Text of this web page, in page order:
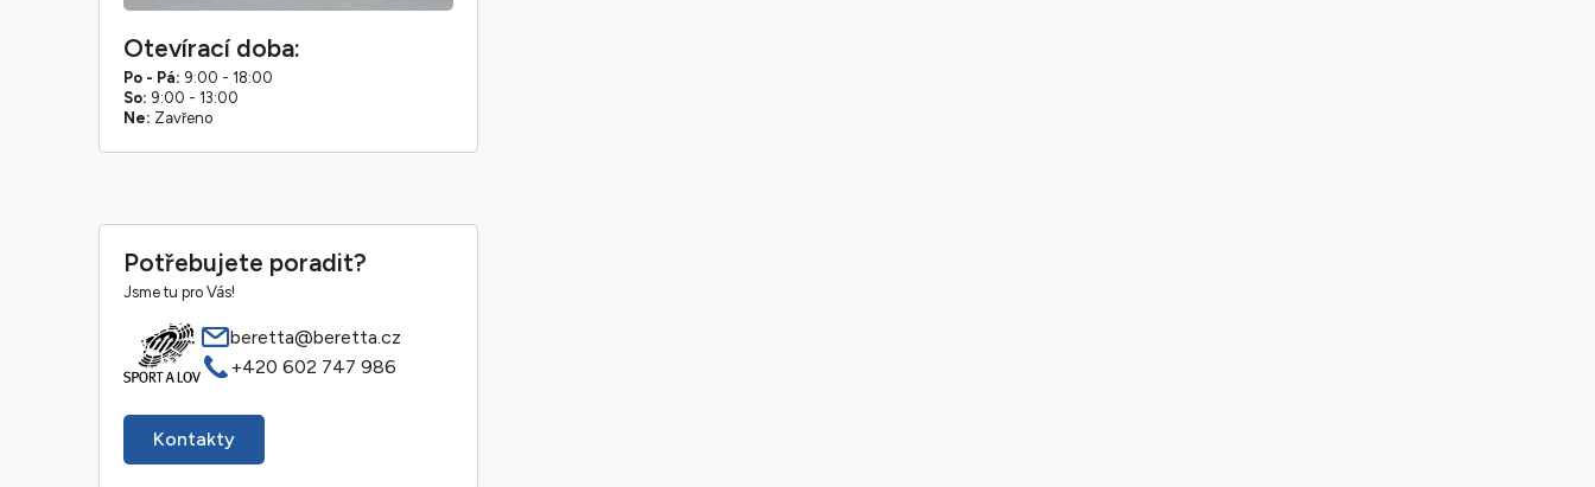
Otevírací doba:
Po - Pá: 9:00 - 18:00
So: 9:00 - 13:00
Ne: Zavřeno
Potřebujete poradit?
Jsme tu pro Vás!
beretta@beretta.cz
+420 602 747 986
Kontakty